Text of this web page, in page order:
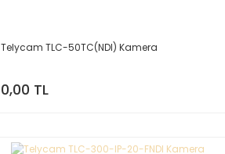
Telycam TLC-50TC(NDI) Kamera
0,00 TL